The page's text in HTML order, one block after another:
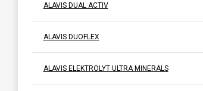
ALAVIS DUAL ACTIV
ALAVIS DUOFLEX
ALAVIS ELEKTROLYT ULTRA MINERALS